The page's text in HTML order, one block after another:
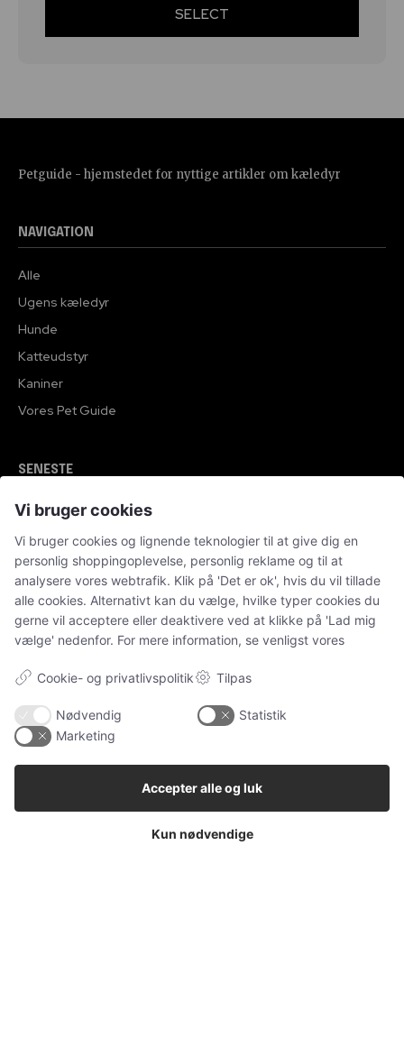
SELECT
Petguide - hjemstedet for nyttige artikler om kæledyr
NAVIGATION
Alle
Ugens kæledyr
Hunde
Katteudstyr
Kaniner
Vores Pet Guide
SENESTE
Sponsoreret indhold
Klinisk tandtekniker – specialisten i individuelle
tandproteser
Sponsoreret indhold
Tandimplantater – en moderne løsning ved
manglende tænder
Nissebreve – magisk juletradition for hele familien
Vi bruger cookies
Vi bruger cookies og lignende teknologier til at give dig en
personlig shoppingoplevelse, personlig reklame og til at
analysere vores webtrafik. Klik på 'Det er ok', hvis du vil tillade
alle cookies. Alternativt kan du vælge, hvilke typer cookies du
gerne vil acceptere eller deaktivere ved at klikke på 'Lad mig
vælge' nedenfor. For mere information, se venligst vores
Cookie- og privatlivspolitik Tilpas
Nødvendig
Statistik
Marketing
Kun nødvendige
Accepter alle og luk